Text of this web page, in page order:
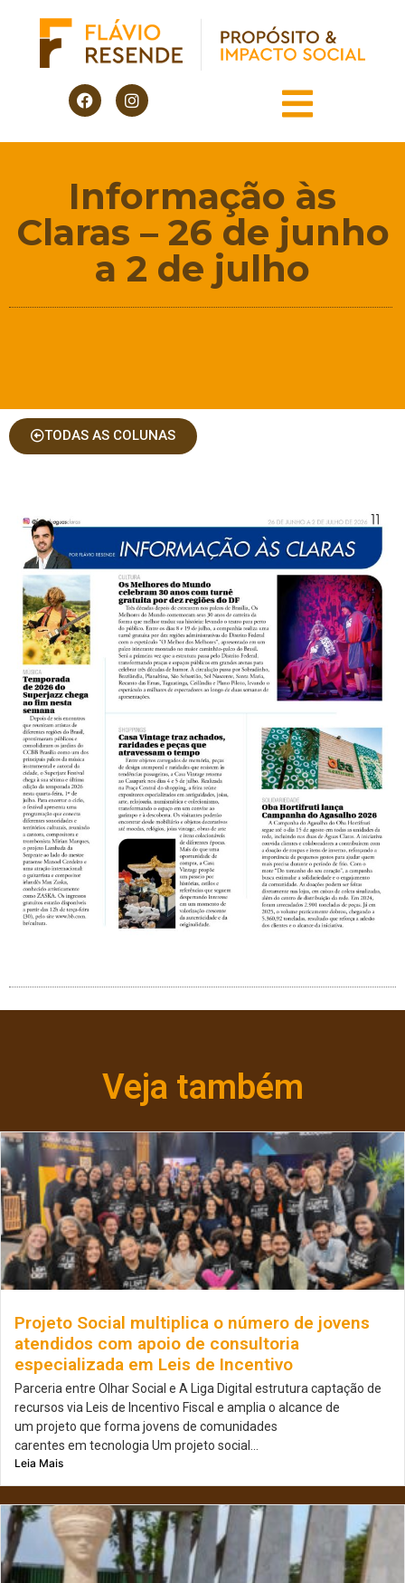
Informação às
Claras – 26 de junho
a 2 de julho
TODAS AS COLUNAS
Veja também
Projeto Social multiplica o número de jovens
atendidos com apoio de consultoria
especializada em Leis de Incentivo
Parceria entre Olhar Social e A Liga Digital estrutura captação de
recursos via Leis de Incentivo Fiscal e amplia o alcance de
um projeto que forma jovens de comunidades
carentes em tecnologia Um projeto social...
Leia Mais